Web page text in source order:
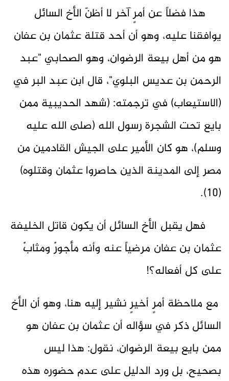
هذا فضلاً عن أمرٍ آخر لا أظنّ الأخ السائل
يوافقنا عليه، وهو أن أحد قتلة عثمان بن عفان
هو من أهل بيعة الرضوان، وهو الصحابي "عبد
الرحمن بن عديس البلوي"، قال ابن عبد البر في
(الاستيعاب) في ترجمته: (شهد الحديبية ممن
بايع تحت الشجرة رسول الله (صلى الله عليه
وسلم)، هو كان الأمير على الجيش القادمين من
مصر إلى المدينة الذين حاصروا عثمان وقتلوه)
(10).
فهل يقبل الأخ السائل أن يكون قاتل الخليفة
عثمان بن عفان مرضياً عنه وأنه مأجورٌ ومثابٌ
على كل أفعاله؟!
مع ملاحظة أمرٍ أخيرٍ نشير إليه هنا، وهو أن الأخ
السائل ذكر في سؤاله أن عثمان بن عفان هو
ممن بايع بيعة الرضوان، نقول: هذا ليس
بصحيح، بل ورد الدليل على عدم حضوره هذه